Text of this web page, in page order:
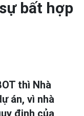
bất hợp
thì Nhà
án, vì nhà
định của